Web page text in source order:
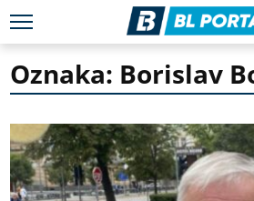
Oznaka: Borislav